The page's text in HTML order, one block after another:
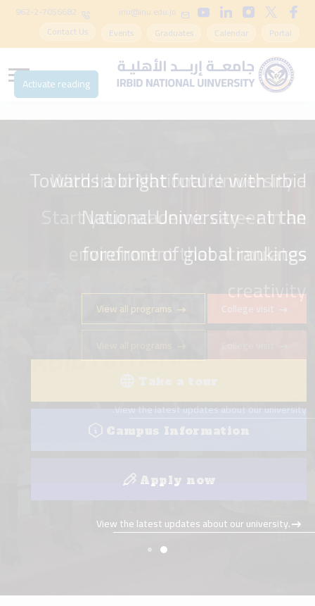
inu@inu.edu.jo
962-2-7056682
Portal
Calendar
Graduates
Events
Contact Us
Towards a bright future with Irbid
National University - at the
forefront of global rankings
College visit
View all programs
Campus Information
Apply now
View the latest updates about our university.
Activate reading